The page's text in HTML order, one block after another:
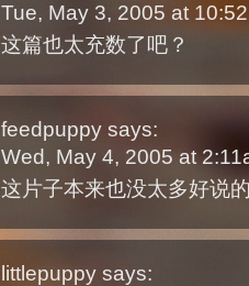
Tue, May 3, 2005 at
这篇也太充数了吧？
feedpuppy says:
Wed, May 4, 2005 at
这片子本来也没太多好说
littlepuppy says: